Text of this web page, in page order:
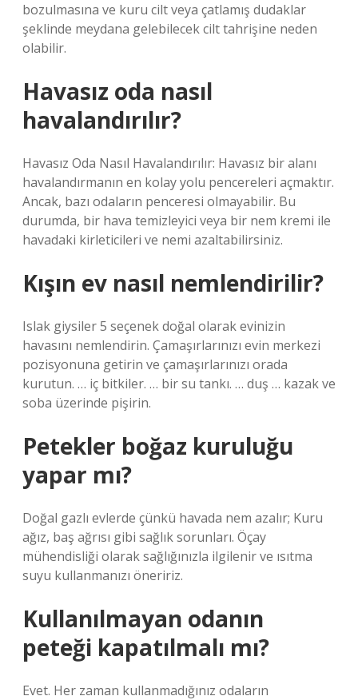
bozulmasına ve kuru cilt veya çatlamış dudaklar
şeklinde meydana gelebilecek cilt tahrişine neden
olabilir.
Havasız oda nasıl
havalandırılır?
Havasız Oda Nasıl Havalandırılır: Havasız bir alanı
havalandırmanın en kolay yolu pencereleri açmaktır.
Ancak, bazı odaların penceresi olmayabilir. Bu
durumda, bir hava temizleyici veya bir nem kremi ile
havadaki kirleticileri ve nemi azaltabilirsiniz.
Kışın ev nasıl nemlendirilir?
Islak giysiler 5 seçenek doğal olarak evinizin
havasını nemlendirin. Çamaşırlarınızı evin merkezi
pozisyonuna getirin ve çamaşırlarınızı orada
kurutun. … iç bitkiler. … bir su tankı. … duş … kazak ve
soba üzerinde pişirin.
Petekler boğaz kuruluğu
yapar mı?
Doğal gazlı evlerde çünkü havada nem azalır; Kuru
ağız, baş ağrısı gibi sağlık sorunları. Öçay
mühendisliği olarak sağlığınızla ilgilenir ve ısıtma
suyu kullanmanızı öneririz.
Kullanılmayan odanın
peteği kapatılmalı mı?
Evet. Her zaman kullanmadığınız odaların